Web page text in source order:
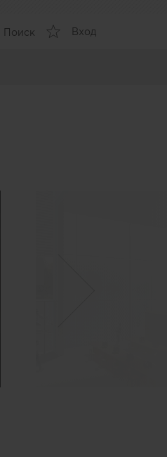
Поиск Вход